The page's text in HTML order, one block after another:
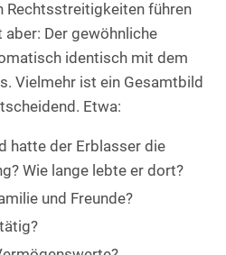
Rechtsstreitigkeiten führen
aber: Der gewöhnliche
identisch mit dem
Vielmehr ist ein Gesamtbild
Etwa:
hatte der Erblasser die
Wie lange lebte er dort?
und Freunde?